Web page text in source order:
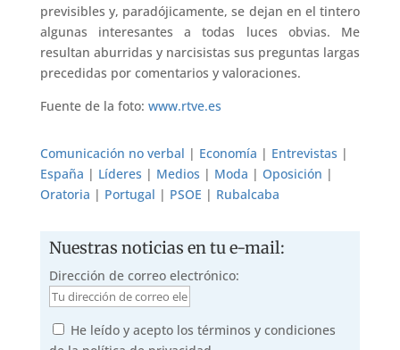
previsibles y, paradójicamente, se dejan en el tintero
algunas interesantes a todas luces obvias. Me
resultan aburridas y narcisistas sus preguntas largas
precedidas por comentarios y valoraciones.
Fuente de la foto: www.rtve.es
Comunicación no verbal | Economía | Entrevistas |
España | Líderes | Medios | Moda | Oposición |
Oratoria | Portugal | PSOE | Rubalcaba
Nuestras noticias en tu e-mail:
Dirección de correo electrónico:
He leído y acepto los términos y condiciones